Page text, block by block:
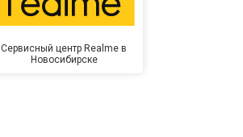
Сервисный центр Realme в
Новосибирске